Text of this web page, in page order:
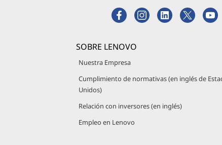
SOBRE LENOVO
Nuestra Empresa
Cumplimiento de normativas (en inglés de
Unidos)
Relación con inversores (en inglés)
Empleo en Lenovo